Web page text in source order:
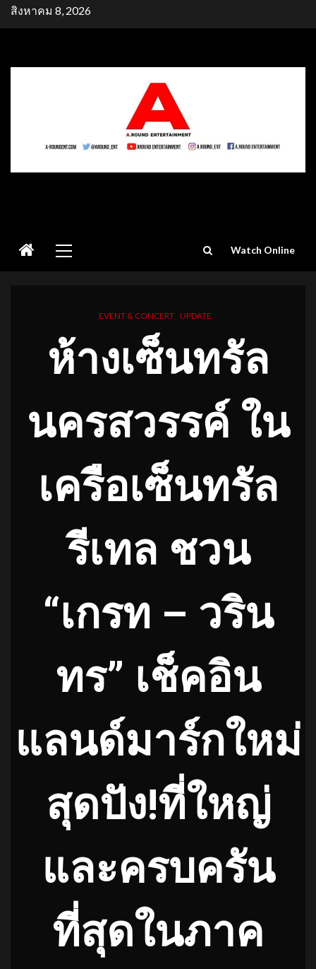
Skipสิงหาคม 8, 2026
Menu
Watch Online
EVENT & CONCERT UPDATE
ห้างเซ็นทรัล
นครสวรรค์ ใน
เครือเซ็นทรัล
รีเทล ชวน
“เกรท – วริน
ทร” เช็คอิน
แลนด์มาร์กใหม่
สุดปัง!ที่ใหญ่
และครบครัน
ที่สุดในภาค